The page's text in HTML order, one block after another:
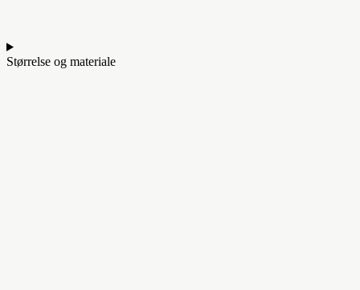
Størrelse og materiale